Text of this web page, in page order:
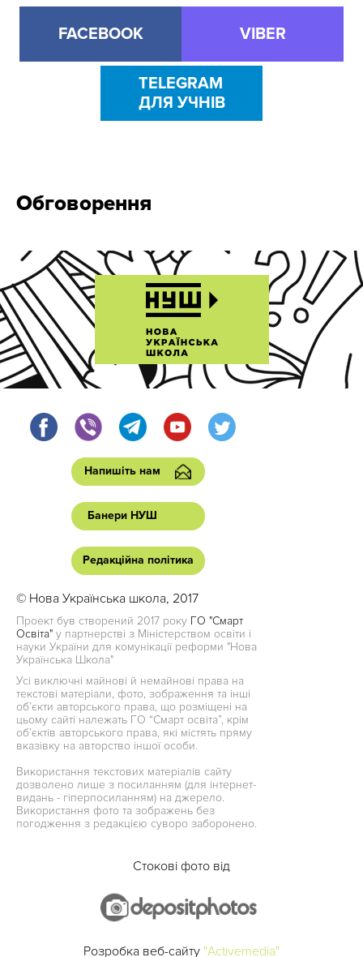
FACEBOOK VIBER
TELEGRAM
ДЛЯ УЧНІВ
Обговорення
Напишіть нам
Банери НУШ
Редакційна політика
© Нова Українська школа, 2017
Проект був створений 2017 року ГО "Смарт
Освіта" у партнерстві з Міністерством освіти і
науки України для комунікації реформи "Нова
Українська Школа"
Усі виключні майнові й немайнові права на
текстові матеріали, фото, зображення та інші
об’єкти авторського права, що розміщені на
цьому сайті належать ГО “Смарт освіта”, крім
об’єктів авторського права, які містять пряму
вказівку на авторство іншої особи.
Використання текстових матеріалів сайту
дозволено лише з посиланням (для інтернет-
видань - гіперпосиланням) на джерело.
Використання фото та зображень без
погодження з редакцією суворо заборонено.
Стокові фото від
Розробка веб-сайту "Activemedia"